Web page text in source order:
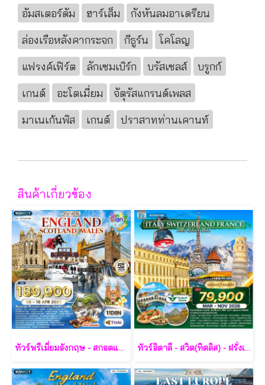
อัมสเตอร์ดัม ฮาร์เล็ม
กังหันลมอาเดรียน
ล่องเรือหลังคากระจก
กีธูร์น
โคโลญ
แฟรงค์เฟิร์ต
ลักเซมเบิร์ก บรัสเซลส์
บรูกก์
เกนต์
อะโตเมี่ยม
จัตุรัสแกรนด์เพลส
มาเนเก้นพิส
เกนต์ ปราสาทท่านเคานท์
สินค้าเกี่ยวข้อง
ทัวร์พรีเมี่ยมอังกฤษ - สกอตแลนด์ -เวลล์ 11 วัน - TG ทัวร์อิตาลี - สวิต(ทิตลิส) - ฝรั่งเศส 10 วัน -SV